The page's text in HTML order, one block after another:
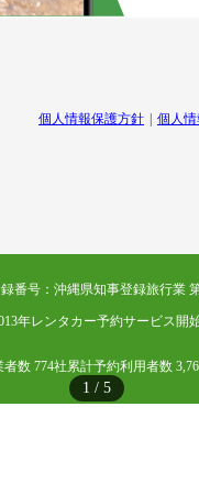
1 / 5
個人情報保護方針 個人
番号：沖縄県知事登録旅行業
年レンタカー予約サービス開
数 774社累計予約利用者数